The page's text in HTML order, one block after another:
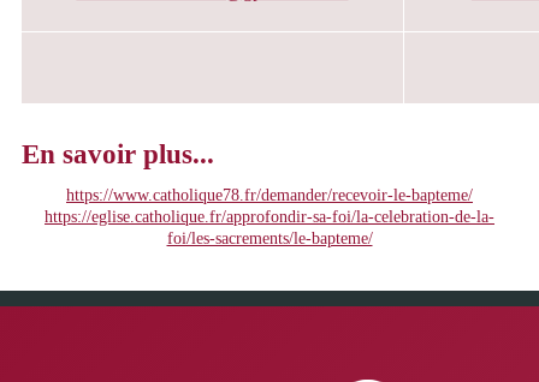
En savoir plus...
https://www.catholique78.fr/demander/recevoir-le-bapteme/
https://eglise.catholique.fr/approfondir-sa-foi/la-celebration-de-la-
foi/les-sacrements/le-bapteme/